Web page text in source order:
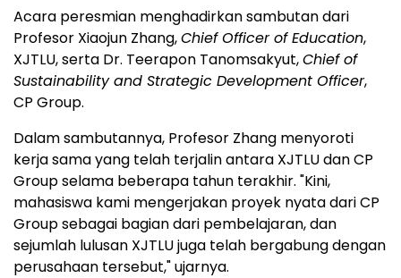
Acara peresmian menghadirkan sambutan dari
Profesor Xiaojun Zhang,Chief Officer of Education,
XJTLU, serta Dr. Teerapon Tanomsakyut,Chief of
Sustainability and Strategic Development Officer,
CP Group.
Dalam sambutannya, Profesor Zhang menyoroti
kerja sama yang telah terjalin antara XJTLU dan CP
Group selama beberapa tahun terakhir. "Kini,
mahasiswa kami mengerjakan proyek nyata dari CP
Group sebagai bagian dari pembelajaran, dan
sejumlah lulusan XJTLU juga telah bergabung dengan
perusahaan tersebut," ujarnya.